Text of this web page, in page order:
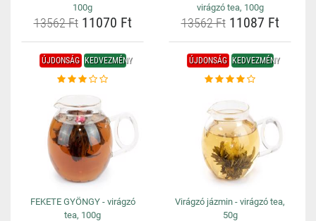
100g
13562 Ft11070 Ft
virágzó tea, 100g
13562 Ft11087 Ft
ÚJDONSÁG KEDVEZMÉNY
FEKETE GYÖNGY - virágzó
tea, 100g
ÚJDONSÁG KEDVEZMÉNY
Virágzó jázmin - virágzó tea,
50g